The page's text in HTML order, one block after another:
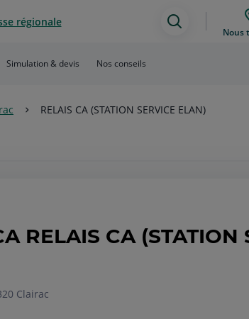
régionale
Nous
Simulation & devis Nos conseils
RELAIS CA (STATION SERVICE ELAN)
RELAIS CA (STATION
Clairac